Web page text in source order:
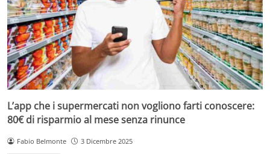
L’app che i supermercati non vogliono farti conoscere:
80€ di risparmio al mese senza rinunce
Fabio Belmonte 3 Dicembre 2025